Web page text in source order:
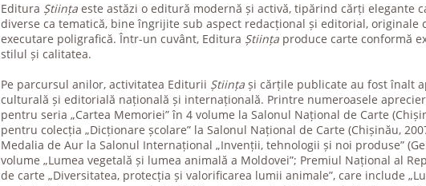
Editura Știința este astăzi o editură modernă și activă, tipărind cărți elegante
diverse ca tematică, bine îngrijite sub aspect redacțional și editorial, originale
executare poligrafică. Într-un cuvânt, Editura Științaproduce carte conformă
stilul și calitatea.
Pe parcursul anilor, activitatea Editurii Științași cărțile publicate au fost înalt
culturală și editorială națională și internațională. Printre numeroasele
pentru seria „Cartea Memoriei” în 4 volume la Salonul Național de Carte
pentru colecția „Dicționare școlare” la Salonul Național de Carte (Chișinău,
Medalia de Aur la Salonul Internațional „Invenții, tehnologii și noi produse”
volume „Lumea vegetală și lumea animală a Moldovei”; Premiul Național al
de carte „Diversitatea, protecția și valorificarea lumii animale”, care include